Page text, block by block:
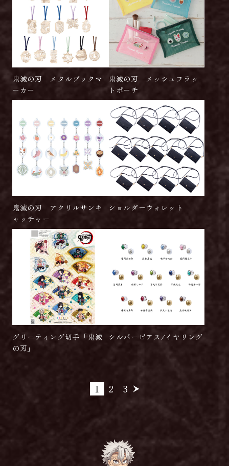
鬼滅の刃 メタルブックマ
ーカー
鬼滅の刃 メッシュフラッ
トポーチ
鬼滅の刃 アクリルサンキ
ャッチャー
ショルダーウォレット
グリーティング切手「鬼滅
の刃」
シルバーピアス/イヤリング
1 2 3